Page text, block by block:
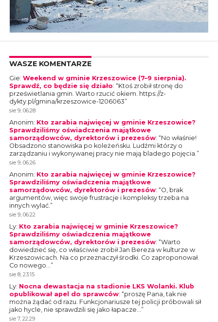
WASZE KOMENTARZE
Gie: Weekend w gminie Krzeszowice (7–9 sierpnia).
Sprawdź, co będzie się działo: “Ktoś zrobił stronę do
prześwietlania gmin. Warto rzucić okiem. https://z-
dykty.pl/gmina/krzeszowice-1206063”
sie 9, 06:28
Anonim: Kto zarabia najwięcej w gminie Krzeszowice?
Sprawdziliśmy oświadczenia majątkowe
samorządowców, dyrektorów i prezesów: “No właśnie!
Obsadzono stanowiska po koleżeńsku. Ludźmi którzy o
zarządzaniu i wykonywanej pracy nie mają bladego pojęcia.”
sie 9, 06:26
Anonim: Kto zarabia najwięcej w gminie Krzeszowice?
Sprawdziliśmy oświadczenia majątkowe
samorządowców, dyrektorów i prezesów: “O, brak
argumentów, więc swoje frustracje i kompleksy trzeba na
innych wylać.”
sie 9, 06:22
Ly: Kto zarabia najwięcej w gminie Krzeszowice?
Sprawdziliśmy oświadczenia majątkowe
samorządowców, dyrektorów i prezesów: “Warto
dowiedzieć się, co właściwie zrobił Jan Bereza w kulturze w
Krzeszowicach. Na co przeznaczył środki. Co zaproponował.
Co nowego…”
sie 8, 23:15
Ly: Nocna dewastacja na stadionie LKS Wolanki. Klub
opublikował apel do sprawców: “proszę Pana, tak nie
można żądać od razu. Funkcjonariusze tej policji próbowali sił
jako hycle, nie sprawdzili się jako łapacze…”
sie 7, 22:29